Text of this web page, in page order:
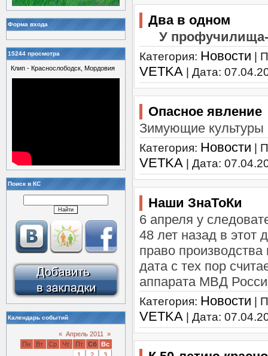
Форма входа
15244 просмотра
Клип - Краснослободск, Мордовия
Поиск в КС
Календарь событий
« Апрель 2011
»
Пн
Вт Ср Чт Пт Сб
Вс
Два в одном
У
Категория: Новости |
VETKA | Дата:
Опасное явление
Зимующие культуры
Категория: Новости |
VETKA | Дата:
Наши ЗнаТоКи
6 апреля у
48 лет назад в этот
право производства
дата с тех пор
аппарата МВД
Категория: Новости |
VETKA | Дата: